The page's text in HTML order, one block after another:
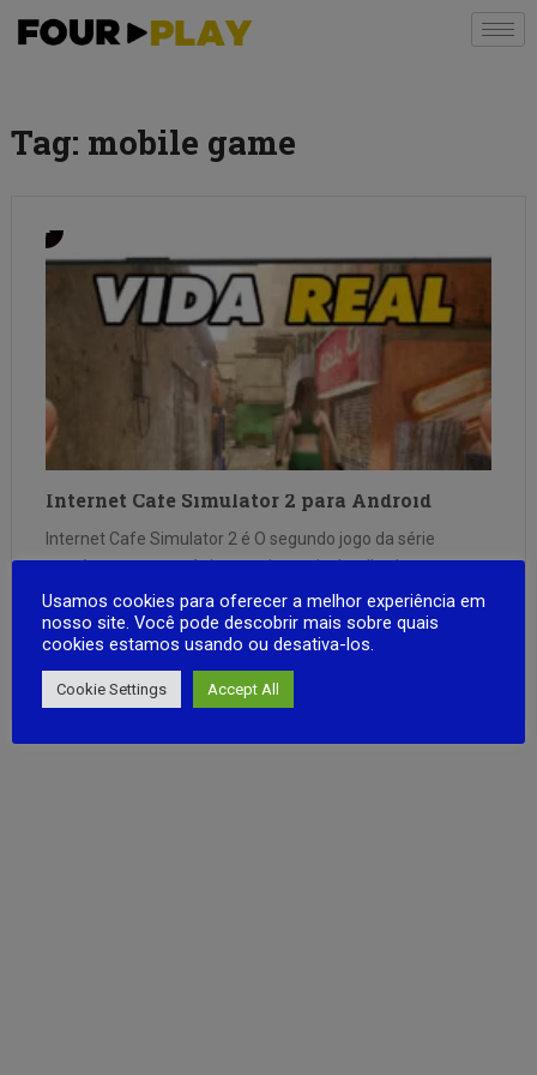
Tag: mobile game
Internet Cafe Simulator 2 para Android
Internet Cafe Simulator 2 é O segundo jogo da série
contém novas mecânicas muito mais detalhadas e
diferentes.Construa um ótimo cibercafé. Não deixe que
bandidos e mafiosos tomem seu dinheiro. Eles podem até
jogar uma bomba dentro do seu café. Você pode atrair
mais clientes em …
Usamos cookies para oferecer a melhor experiência em
nosso site. Você pode descobrir mais sobre quais
cookies estamos usando ou desativa-los.
Cookie Settings Accept All